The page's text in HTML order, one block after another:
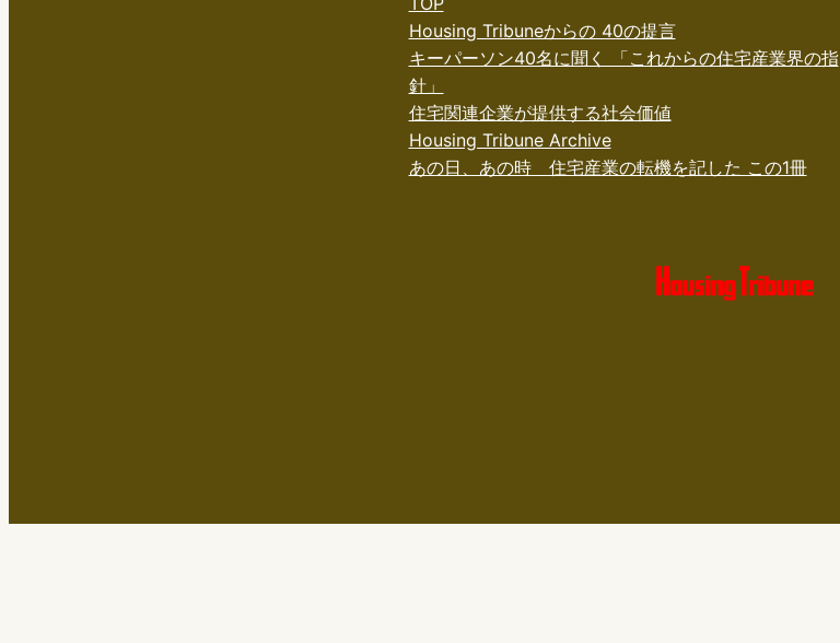
Housing Tribuneからの 40の提言
キーパーソン40名に聞く 「これからの住宅産業界の指
針」
住宅関連企業が提供する社会価値
Housing Tribune Archive
あの日、あの時 住宅産業の転機を記した この1冊